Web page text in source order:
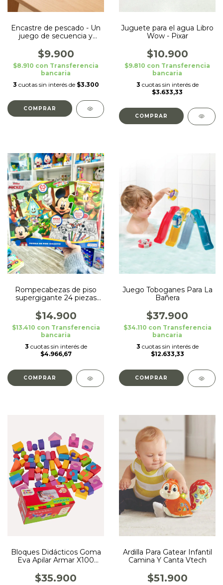
Encastre de pescado - Un
juego de secuencia y
$9.900
$8.910 con Transferencia
bancaria
3 cuotas sin interés de $3.300
Juguete para el agua Libro
Wow - Pixar
$10.900
$9.810 con Transferencia
bancaria
3 cuotas sin interés de
$3.633,33
Rompecabezas de piso
supergigante 24 piezas
Mickey
$14.900
$13.410 con Transferencia
bancaria
3 cuotas sin interés de
$4.966,67
Juego Toboganes Para La
Bañera
$37.900
$34.110 con Transferencia
bancaria
3 cuotas sin interés de
$12.633,33
Bloques Didácticos Goma
Eva Apilar Armar X100
$35.900
Ardilla Para Gatear Infantil
Camina Y Canta Vtech
$51.900